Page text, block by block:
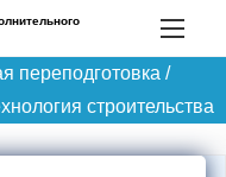
переподготовка /
строительства